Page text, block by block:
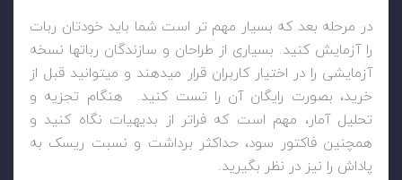
در مرحله بعد که بسیار مهم تر است شما باید خودتان ربات
را آزمایش کنید. بسیاری از طراحان و سازندگان رباتها نسخه
آزمایشی را در اختیار کاربران قرار میدهند و میتوانید قبل از
خرید، بصورت رایگان آن را تست کنید. هنگام تجزیه و
تحلیل آمار، مهم است که فراتر از بدیهیات نگاه کنید و
همچنین فاکتور سود، حداکثر برداشت و نسبت ریسک به
پاداش را نیز در نظر بگیرید.